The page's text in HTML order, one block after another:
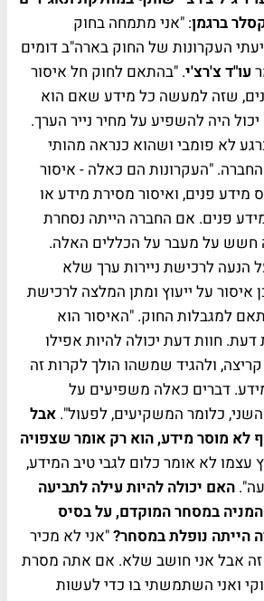
ברגמן: "אני מתמחה בחוק
העקרונות של החוק בארה"ב דומים
עו"ד צ'רצ'י. "בהתאם לחוק חל איסור
שזה למעשה כל מידע שאם הוא
יכול היה להשפיע על מחיר נייר הערך.
לא פומבי ושהוא כנראה מהותי
החברה. "העקרונות הם כאלה - איסור
מידע פנים, ואיסור מסירת מידע או
פנים. אם החברה הייתה נסחרת
חשש על מעבר על הכללים האלה.
הנעה לרכישת ניירות ערך שלא
על ייעוץ ומתן המלצה לרכישת
למגבלות החוק. "האיסור הוא
חוות דעת יכולה להיות אפילו
ולהגיד שמשהו הולך לקרות זה
דברים כאלה משפיעים על
כלומר המשקיעים, לפעול". אבל
לא מוסר מידע, הוא רק אומר שצפויה
עצמו לא אומר כלום לגבי טיב המידע,
האם יכולה להיות עילה לתביעה
במסחר המוקדם, על בסיס
הייתה נופלת במסחר?"אני לא מכיר
אבל אני חושב שלא. אם אתה מסרת
ואני השתמשתי בו כדי לעשות